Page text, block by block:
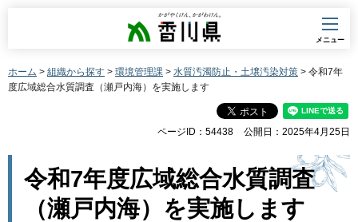
香川県
メニュー
ホーム > 組織から探す > 環境管理課 > 水質汚濁防止・土壌汚染対策 > 令和7年
度広域総合水質調査（瀬戸内海）を実施します
ページID：54438 公開日：2025年4月25日
令和7年度広域総合水質調査
（瀬戸内海）を実施します